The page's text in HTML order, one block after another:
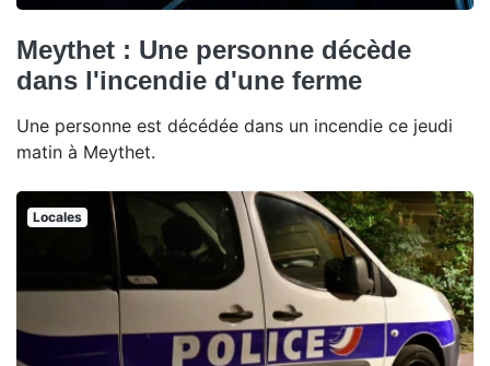
Meythet : Une personne décède
dans l'incendie d'une ferme
Une personne est décédée dans un incendie ce jeudi
matin à Meythet.
Locales